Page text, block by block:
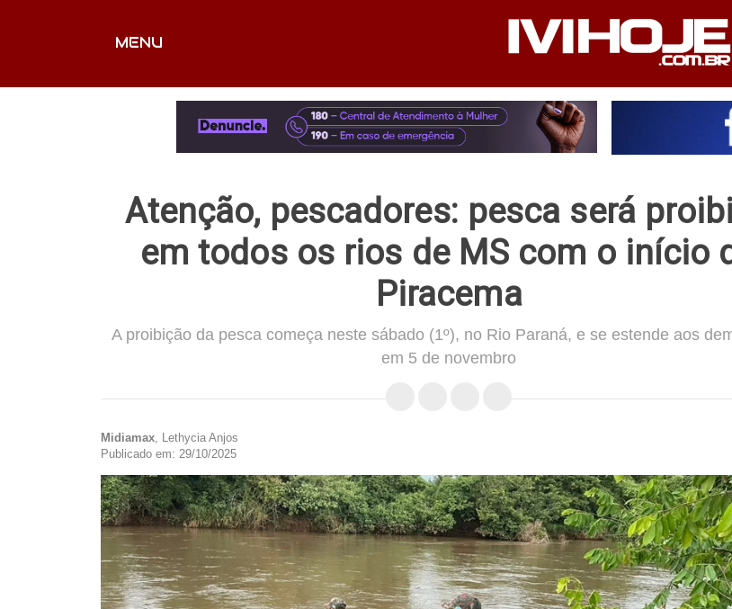
MENU
FALE CONOSCO
Atenção, pescadores: pesca será
em todos os rios de MS com o início
Piracema
A proibição da pesca começa neste sábado (1º), no Rio Paraná, e se estende aos
em 5 de novembro
Midiamax, Lethycia Anjos
Publicado em: 29/10/2025